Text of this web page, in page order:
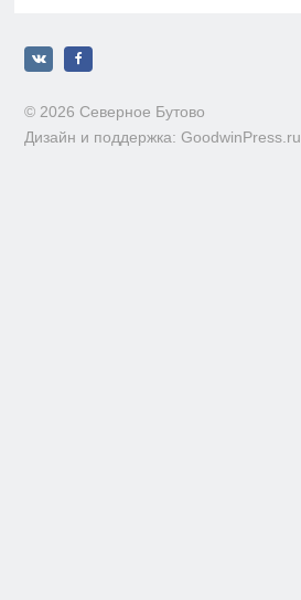
© 2026 Северное Бутово
Дизайн и поддержка: GoodwinPress.ru